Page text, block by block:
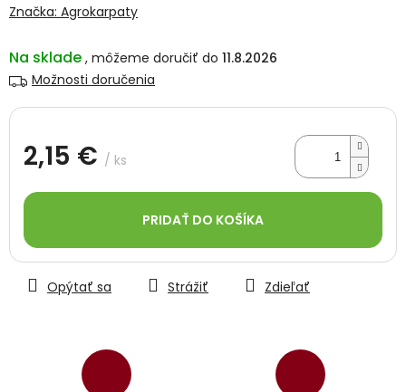
Na sklade
11.8.2026
Možnosti doručenia
2,15 € / ks
cena:
PRIDAŤ DO KOŠÍKA
Opýtať sa Strážiť Zdieľať
produktu
z
5
Značka: Agrokarpaty